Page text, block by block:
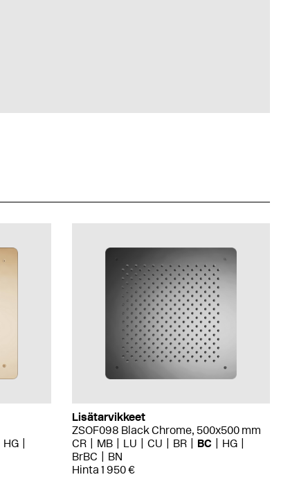
HG
Lisätarvikkeet
ZSOF098 Black Chrome, 500x500 mm
CR
MB LU CU BR BC
HG
BrBC
BN
Hinta 1 950 €